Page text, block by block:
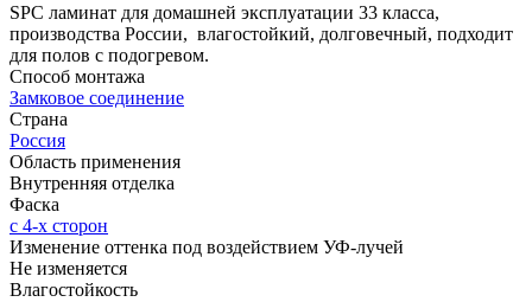
SPC ламинат для домашней эксплуатации 33 класса,
производства России, влагостойкий, долговечный, подходит
для полов с подогревом.
Способ монтажа
Замковое соединение
Страна
Россия
Область применения
Внутренняя отделка
Фаска
с 4-х сторон
Изменение оттенка под воздействием УФ-лучей
Не изменяется
Влагостойкость